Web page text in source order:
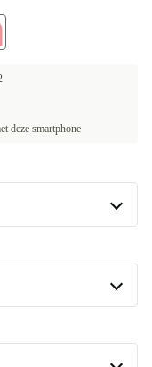
deze smartphone
+€ 230,60